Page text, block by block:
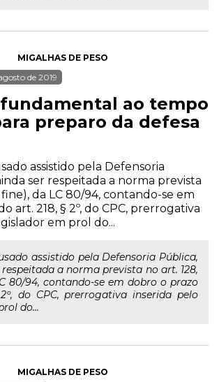
MIGALHAS DE PESO
de 2019
ao tempo
preparo da defesa
assistido pela Defensoria
ser respeitada a norma prevista
fine), da LC 80/94, contando-se em
art. 218, § 2º, do CPC, prerrogativa
em prol do...
assistido pela Defensoria Pública,
a norma prevista no art. 128,
80/94, contando-se em dobro o prazo
do CPC, prerrogativa inserida pelo
do...
MIGALHAS DE PESO